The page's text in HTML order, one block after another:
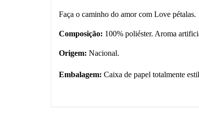
Faça o caminho do amor com Love pétalas.
Composição: 100% poliéster. Aroma
Origem: Nacional.
Embalagem: Caixa de papel totalmente